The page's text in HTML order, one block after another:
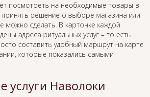
посмотреть на необходимые товары в
решение о выборе магазина или
можно сделать. В карточке каждой
адреса ритуальных услуг – то есть
составить удобный маршрут на карте
которые показались самыми
услуги Наволоки